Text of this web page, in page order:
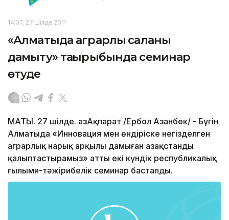
14:07, 27 Шілде 2011
«Алматыда аграрлық саланы
дамыту» тақырыбында семинар
өтуде
МАТЫ. 27 шілде. ҚазАқпарат /Ербол Азанбек/ - Бүгін
Алматыда «Инновация мен өндіріске негізделген
аграрлық нарық арқылы дамыған Қазақстанды
қалыптастырамыз» атты екі күндік республикалық
ғылыми-тәжірибелік семинар басталды.